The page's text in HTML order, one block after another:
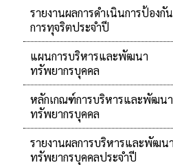
รายงานผลการดำเนินการป้องกัน
การทุจริตประจำปี
แผนการบริหารและพัฒนา
ทรัพยากรบุคคล
หลักเกณฑ์การบริหารและพัฒนา
ทรัพยากรบุคคล
รายงานผลการบริหารและพัฒนา
ทรัพยากรบุคคลประจำปี